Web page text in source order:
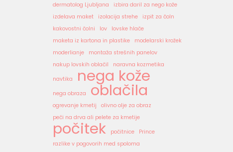
dermatolog Ljubljana
izbira daril za nego kože
izdelava maket
izolacija strehe
izpit za čoln
kakovostni čolni
lov
lovske hlače
maketa iz kartona in plastike
modelarski krožek
moderlianje
montaža strešnih panelov
nakup lovskih oblačil
naravna kozmetika
navtika
nega kože
nega obraza oblačila
ogrevanje kmetij
olivno olje za obraz
peči na drva ali pelete za kmetije
počitek počitnice
Prince
razlike v pogovorih med spoloma